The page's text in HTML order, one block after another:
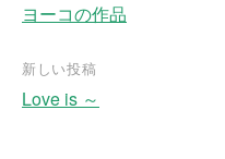
稿
ナ
ヨーコの作品
新しい投稿
Love is ～